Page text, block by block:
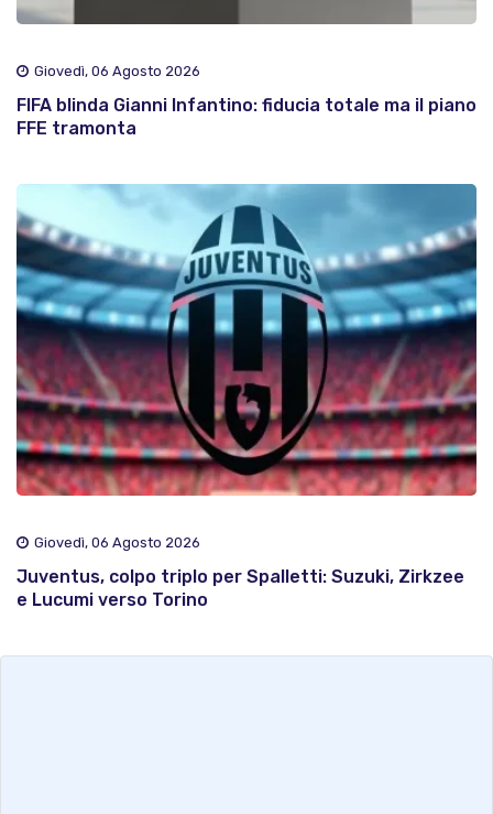
Giovedì, 06 Agosto 2026
FIFA blinda Gianni Infantino: fiducia totale ma il piano
FFE tramonta
Giovedì, 06 Agosto 2026
Juventus, colpo triplo per Spalletti: Suzuki, Zirkzee
e Lucumi verso Torino